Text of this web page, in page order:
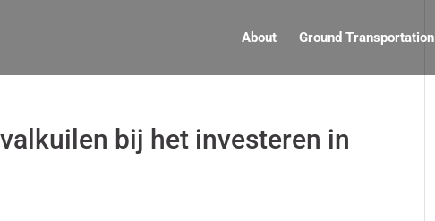
About Ground Transportation
bij het investeren in